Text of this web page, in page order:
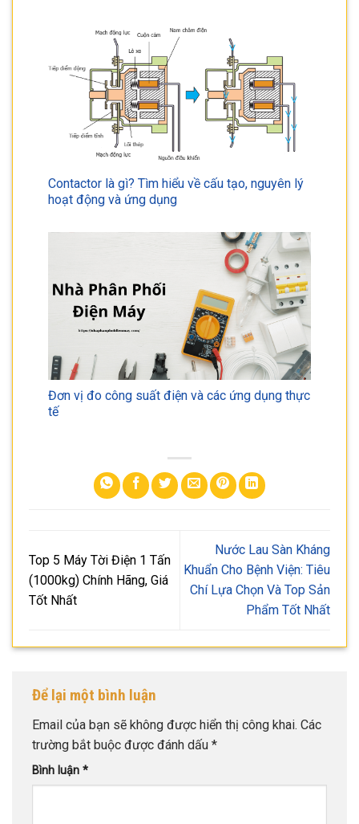
Contactor là gì? Tìm hiểu về cấu tạo, nguyên lý
hoạt động và ứng dụng
Đơn vị đo công suất điện và các ứng dụng thực
tế
Top 5 Máy Tời Điện 1 Tấn
(1000kg) Chính Hãng, Giá
Tốt Nhất
Nước Lau Sàn Kháng
Khuẩn Cho Bệnh Viện: Tiêu
Chí Lựa Chọn Và Top Sản
Phẩm Tốt Nhất
Để lại một bình luận
Email của bạn sẽ không được hiển thị công khai. Các
trường bắt buộc được đánh dấu *
Bình luận *